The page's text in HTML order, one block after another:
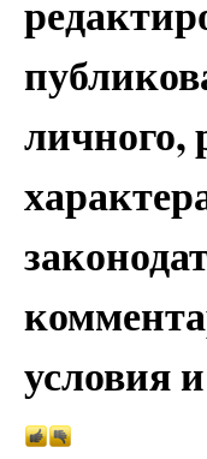
личного,
условия